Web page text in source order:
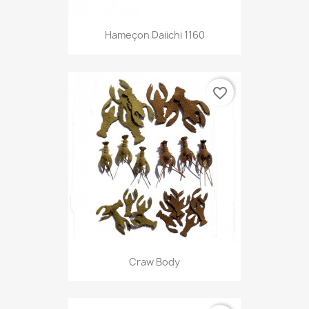
Hameçon Daiichi 1160
Craw Body
favorite_border